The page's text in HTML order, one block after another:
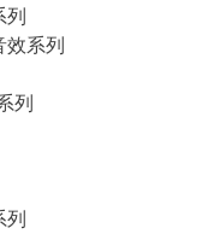
列
效系列
列
列